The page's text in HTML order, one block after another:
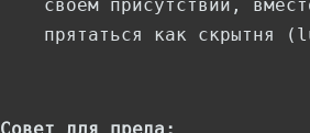
своем присутствии,
прятаться как скрытня